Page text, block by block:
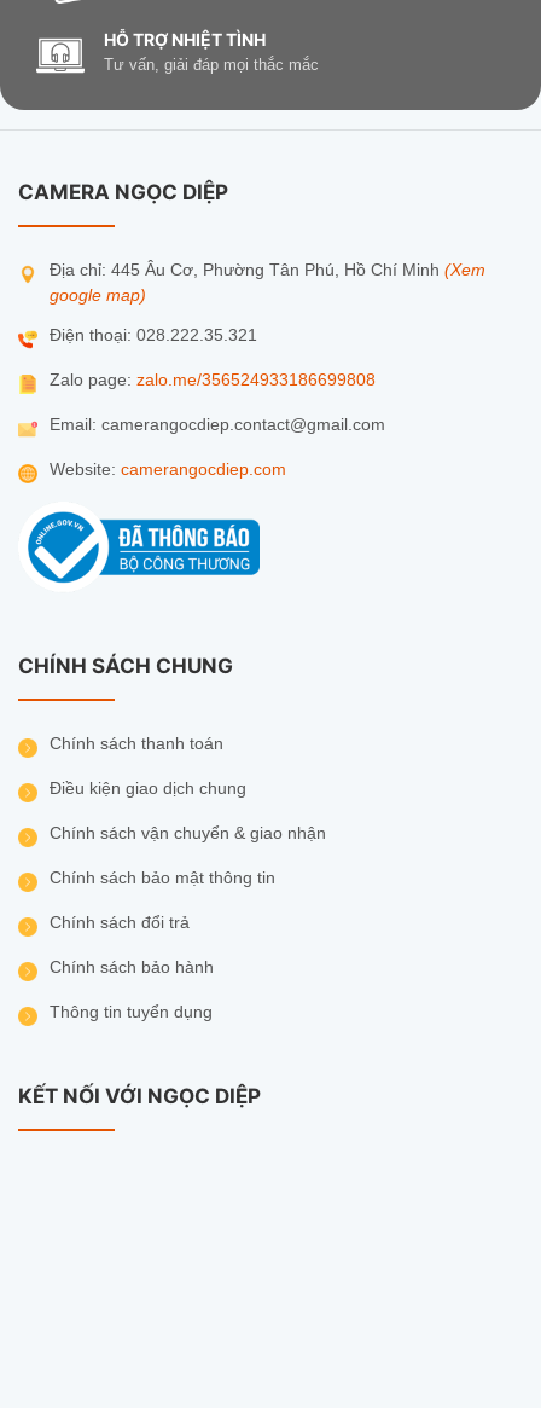
HỖ TRỢ NHIỆT TÌNH
Tư vấn, giải đáp mọi thắc mắc
CAMERA NGỌC DIỆP
Địa chỉ: 445 Âu Cơ, Phường Tân Phú, Hồ Chí Minh (Xem
google map)
Điện thoại: 028.222.35.321
Zalo page: zalo.me/356524933186699808
Email: camerangocdiep.contact@gmail.com
Website: camerangocdiep.com
CHÍNH SÁCH CHUNG
Chính sách thanh toán
Điều kiện giao dịch chung
Chính sách vận chuyển & giao nhận
Chính sách bảo mật thông tin
Chính sách đổi trả
Chính sách bảo hành
Thông tin tuyển dụng
KẾT NỐI VỚI NGỌC DIỆP